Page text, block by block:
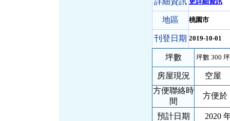
地區 桃園市
刊登日期 2019-10-01
坪數 坪數 300 坪
房屋現況
空屋
方便聯絡時
間
方便於
預計日期 2020